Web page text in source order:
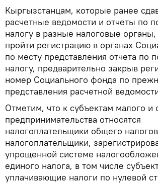
Кыргызстанцам, которые ранее
расчетные ведомости и отчеты по
налогу в разные налоговые
пройти регистрацию в органах
по месту представления отчета по
налогу, предварительно закрыв
номер Социального фонда по
представления расчетной
Отметим, что к субъектам малого и
предпринимательства относятся
налогоплательщики общего
налогоплательщики,
упрощенной системе
единого налога, в том числе
уплачивающие налоги по нулевой